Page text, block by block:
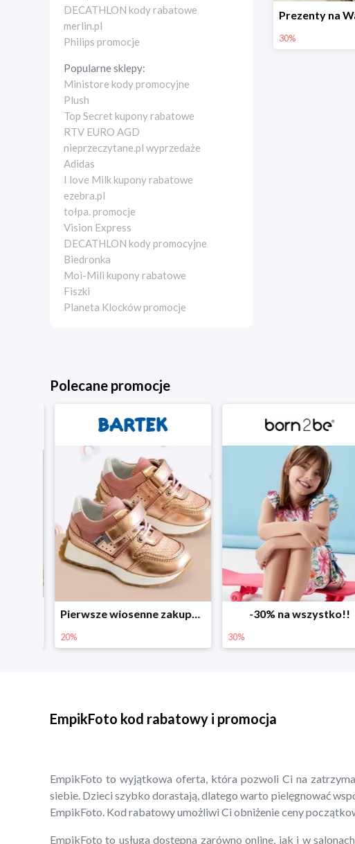
DECATHLON kody rabatowe
merlin.pl
Philips promocje
Popularne sklepy:
Ministore kody promocyjne
Plush
Top Secret kupony rabatowe
RTV EURO AGD
nieprzeczytane.pl wyprzedaże
Adidas
I love Milk kupony rabatowe
ezebra.pl
tołpa. promocje
Vision Express
DECATHLON kody promocyjne
Biedronka
Moi-Mili kupony rabatowe
Fiszki
Planeta Klocków promocje
30%
Polecane promocje
Pierwsze wiosenne zakupy -20%
20%
-30% na wszystko!!
30%
EmpikFoto kod rabatowy i promocja
EmpikFoto to wyjątkowa oferta, która pozwoli Ci na
siebie. Dzieci szybko dorastają, dlatego warto pielęgnować
EmpikFoto. Kod rabatowy umożliwi Ci obniżenie ceny
EmpikFoto to usługa dostępna zarówno online, jak i w